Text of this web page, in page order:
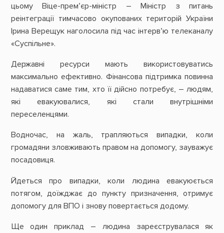
цьому Віце-прем’єр-міністр – Міністр з питань
реінтеграції тимчасово окупованих територій України
Ірина Верещук наголосила під час інтерв’ю телеканалу
«Суспільне».
Державні ресурси мають використовуватись
максимально ефективно. Фінансова підтримка повинна
надаватися саме тим, хто її дійсно потребує, – людям,
які евакуювалися, які стали внутрішніми
переселенцями.
Водночас, на жаль, трапляються випадки, коли
громадяни зловживають правом на допомогу, зауважує
посадовиця.
Йдеться про випадки, коли людина евакуюється
потягом, доїжджає до пункту призначення, отримує
допомогу для ВПО і знову повертається додому.
Ще один приклад – людина зареєструвалася як